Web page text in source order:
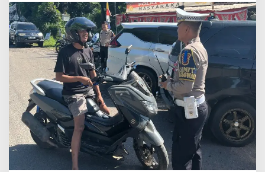
s
M
u
r
a
E
n
i
m
A
j
k
P
e